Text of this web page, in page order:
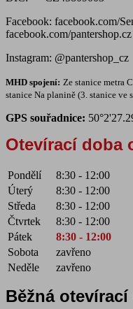
Facebook: facebook.com/
facebook.com/pantershop.cz
Instagram: @pantershop_cz
MHD spojení: Ze stanice metra
stanice Na planině (3. stanice ve
GPS souřadnice:
Otevírací doba
Pondělí 8:30 - 12:00
Úterý
8:30 - 12:00
Středa
8:30 - 12:00
Čtvrtek
8:30 - 12:00
Pátek
8:30 - 12:00
Sobota
zavřeno
Neděle
zavřeno
Běžná otevírací